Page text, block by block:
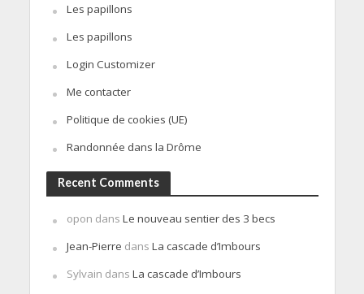
Les papillons
Les papillons
Login Customizer
Me contacter
Politique de cookies (UE)
Randonnée dans la Drôme
Recent Comments
opon dans Le nouveau sentier des 3 becs
Jean-Pierre dans La cascade d’Imbours
Sylvain dans La cascade d’Imbours